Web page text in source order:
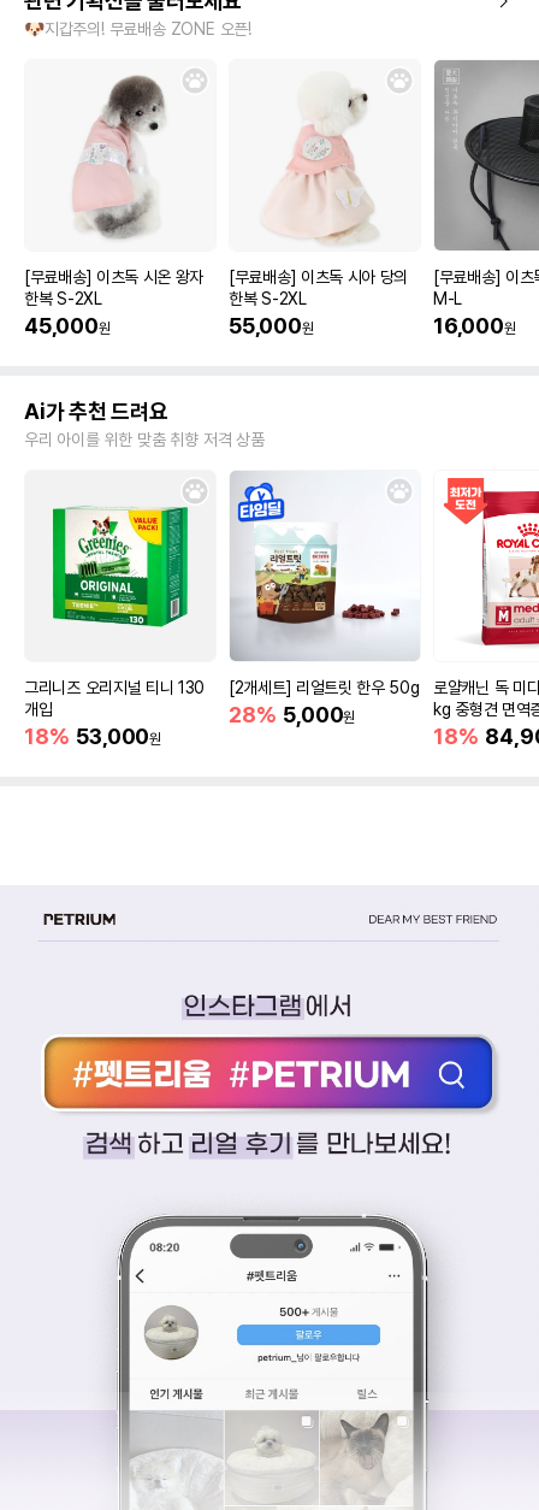
🐶지갑주의! 무료배송 ZONE 오픈!
[무료배송] 이츠독 시온 왕자
한복 S-2XL
45,000원
[무료배송] 이츠독 시아 당의
한복 S-2XL
55,000원
[무료배송] 이츠
M-L
16,000원
Ai가 추천 드려요
우리 아이를 위한 맞춤 취향 저격 상품
그리니즈 오리지널 티니 130
개입
18% 53,000원
[2개세트] 리얼트릿 한우 50g
28% 5,000원
로얄캐닌 독 미
kg 중형견 면역
18%